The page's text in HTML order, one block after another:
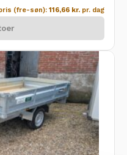
(fre-søn): 116,66 kr. pr. dag